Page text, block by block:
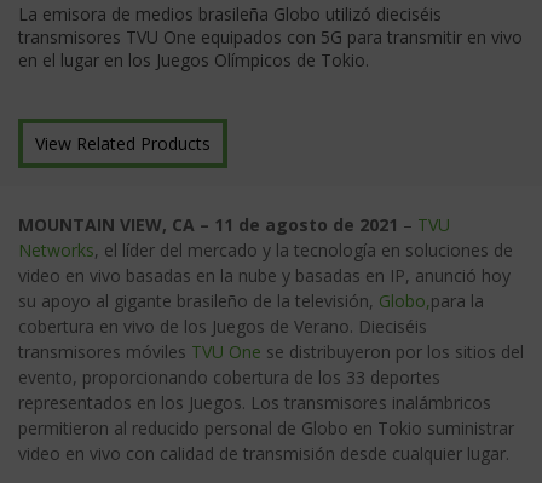
La emisora de medios brasileña Globo utilizó dieciséis
transmisores TVU One equipados con 5G para transmitir en vivo
en el lugar en los Juegos Olímpicos de Tokio.
View Related Products
MOUNTAIN VIEW, CA – 11 de agosto de 2021 – TVU
Networks, el líder del mercado y la tecnología en soluciones de
video en vivo basadas en la nube y basadas en IP, anunció hoy
su apoyo al gigante brasileño de la televisión, Globo,para la
cobertura en vivo de los Juegos de Verano. Dieciséis
transmisores móviles TVU One se distribuyeron por los sitios del
evento, proporcionando cobertura de los 33 deportes
representados en los Juegos. Los transmisores inalámbricos
permitieron al reducido personal de Globo en Tokio suministrar
video en vivo con calidad de transmisión desde cualquier lugar.